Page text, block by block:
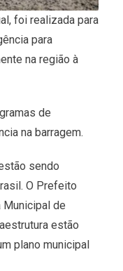
foi realizada para
para
na região à
de
na barragem.
sendo
O Prefeito
Municipal de
estão
plano municipal